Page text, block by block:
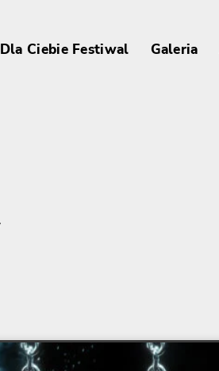
Dla Ciebie Festiwal Galeria